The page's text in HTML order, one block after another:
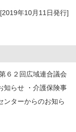
[2019年10月11日発行]
６２回広域連合議会
知らせ ・介護保険事
ンターからのお知ら